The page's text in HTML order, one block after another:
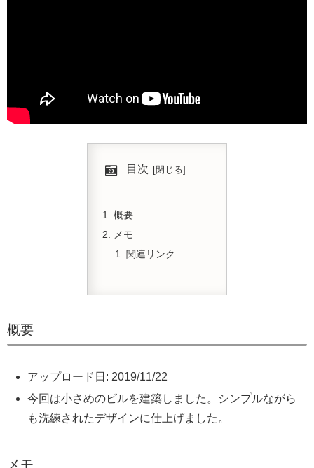
目次
概要
メモ
関連リンク
概要
アップロード日: 2019/11/22
今回は小さめのビルを建築しました。シンプルながら
も洗練されたデザインに仕上げました。
メモ